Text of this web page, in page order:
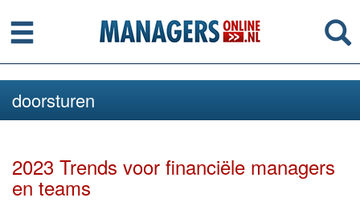
Menu
doorsturen
2023 Trends voor financiële managers
en teams